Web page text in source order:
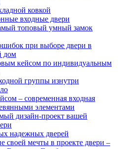
ковкой
входные двери
топовый умный замок
при выборе двери в
дом
кейсом по индивидуальным
группы изнутри
– современная входная
элементами
дизайн-проект вашей
надежных дверей
своей мечты в проекте двери –